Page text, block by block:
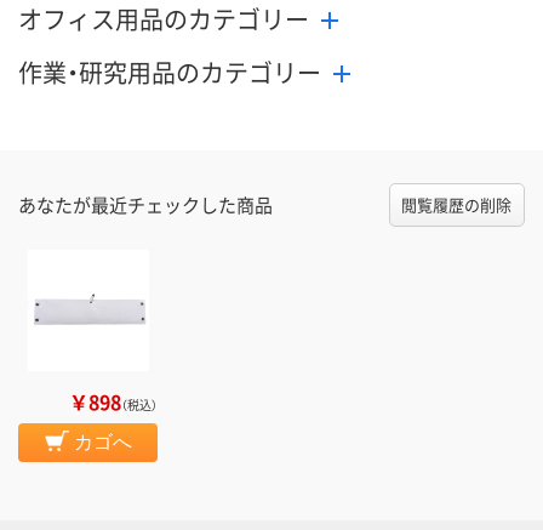
オフィス用品のカテゴリー
作業・研究用品のカテゴリー
あなたが最近チェックした商品 閲覧履歴の削除
￥898（税込）
カゴへ